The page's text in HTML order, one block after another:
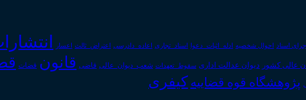
اسناد احوال شخصیه ادله_اثبات_دعوا اسناد_تجاری اعاده_دادرسی اعتراض_ثالث اعسار
عالی کشور دیوان عدالت اداری سقوط_تعهدات شعب_دیوان_عالی قاضی قانون قضات
پژوهشگاه قوه قضاییه کیفری